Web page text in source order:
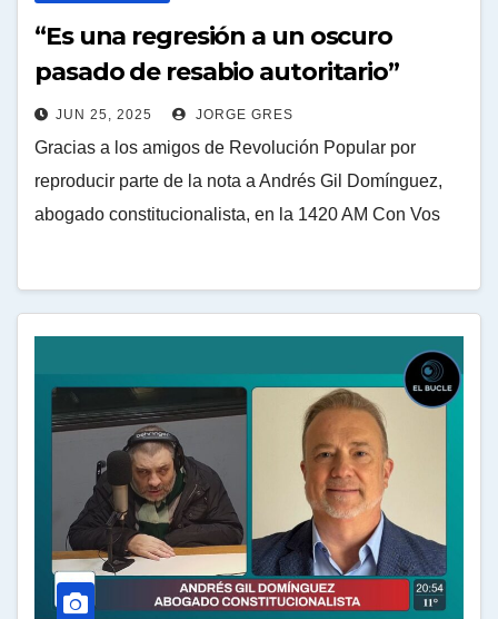
“Es una regresión a un oscuro
pasado de resabio autoritario”
JUN 25, 2025 JORGE GRES
Gracias a los amigos de Revolución Popular por
reproducir parte de la nota a Andrés Gil Domínguez,
abogado constitucionalista, en la 1420 AM Con Vos